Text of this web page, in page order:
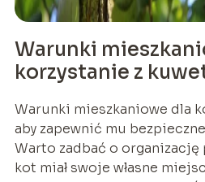
Warunki
korzystanie z
Warunki mieszkaniowe dla
aby zapewnić mu
Warto zadbać o organizację
kot miał swoje własne